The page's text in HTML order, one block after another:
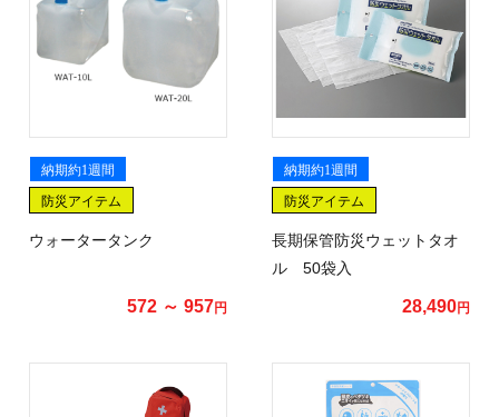
納期約1週間
防災アイテム
ウォータータンク
572 ～ 957円
納期約1週間
防災アイテム
長期保管防災ウェットタオ
ル 50袋入
28,490円